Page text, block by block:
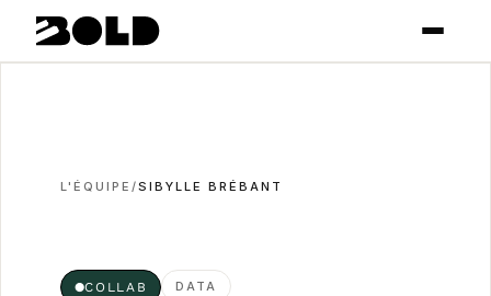
L'ÉQUIPE/SIBYLLE BRÉBANT
●COLLAB DATA